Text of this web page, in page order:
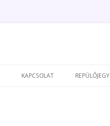
KAPCSOLAT REPÜLŐJEGY